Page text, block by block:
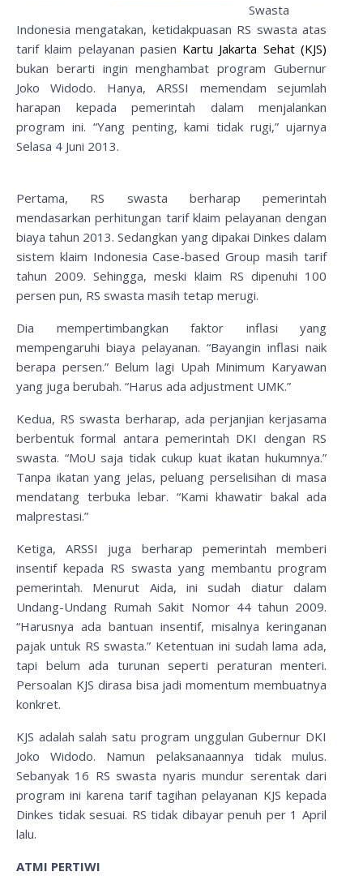
Swasta
Indonesia mengatakan, ketidakpuasan RS swasta atas
tarif klaim pelayanan pasien Kartu Jakarta Sehat (KJS)
bukan berarti ingin menghambat program Gubernur
Joko Widodo. Hanya, ARSSI memendam sejumlah
harapan kepada pemerintah dalam menjalankan
program ini. “Yang penting, kami tidak rugi,” ujarnya
Selasa 4 Juni 2013.
Pertama, RS swasta berharap pemerintah
mendasarkan perhitungan tarif klaim pelayanan dengan
biaya tahun 2013. Sedangkan yang dipakai Dinkes dalam
sistem klaim Indonesia Case-based Group masih tarif
tahun 2009. Sehingga, meski klaim RS dipenuhi 100
persen pun, RS swasta masih tetap merugi.
Dia mempertimbangkan faktor inflasi yang
mempengaruhi biaya pelayanan. “Bayangin inflasi naik
berapa persen.” Belum lagi Upah Minimum Karyawan
yang juga berubah. “Harus ada adjustment UMK.”
Kedua, RS swasta berharap, ada perjanjian kerjasama
berbentuk formal antara pemerintah DKI dengan RS
swasta. “MoU saja tidak cukup kuat ikatan hukumnya.”
Tanpa ikatan yang jelas, peluang perselisihan di masa
mendatang terbuka lebar. “Kami khawatir bakal ada
malprestasi.”
Ketiga, ARSSI juga berharap pemerintah memberi
insentif kepada RS swasta yang membantu program
pemerintah. Menurut Aida, ini sudah diatur dalam
Undang-Undang Rumah Sakit Nomor 44 tahun 2009.
“Harusnya ada bantuan insentif, misalnya keringanan
pajak untuk RS swasta.” Ketentuan ini sudah lama ada,
tapi belum ada turunan seperti peraturan menteri.
Persoalan KJS dirasa bisa jadi momentum membuatnya
konkret.
KJS adalah salah satu program unggulan Gubernur DKI
Joko Widodo. Namun pelaksanaannya tidak mulus.
Sebanyak 16 RS swasta nyaris mundur serentak dari
program ini karena tarif tagihan pelayanan KJS kepada
Dinkes tidak sesuai. RS tidak dibayar penuh per 1 April
lalu.
ATMI PERTIWI